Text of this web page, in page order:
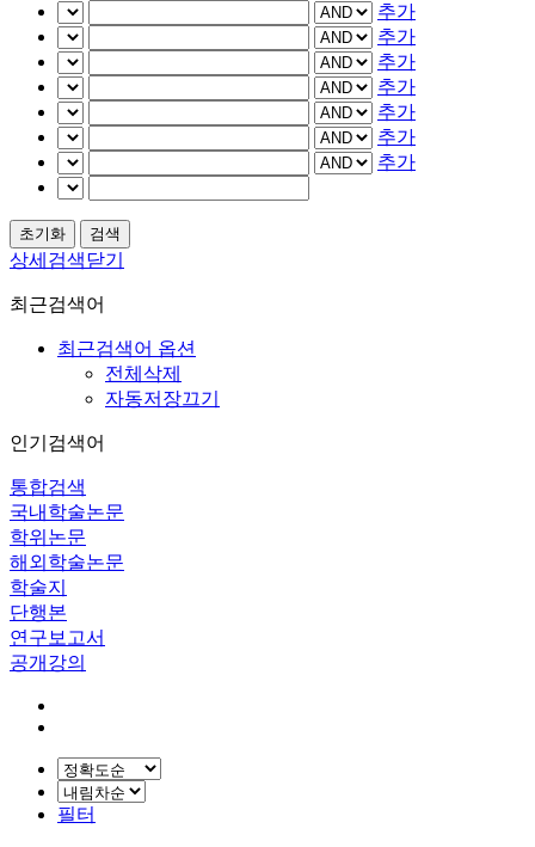
추가
추가
추가
추가
추가
추가
추가
상세검색닫기
최근검색어
최근검색어 옵션
전체삭제
자동저장끄기
인기검색어
통합검색
국내학술논문
학위논문
해외학술논문
학술지
단행본
연구보고서
공개강의
필터